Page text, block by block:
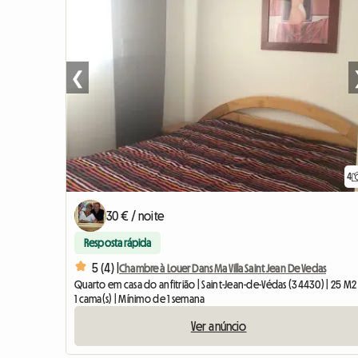
4
❮
30 € / noite
Resposta rápida
5 (4) |Chambre à Louer Dans Ma Villa Saint Jean De Vedas
Quarto em casa do anfitrião | Saint-Jean-de-Védas (34430) | 25 M2
1 cama(s) | Mínimo de 1 semana
Ver anúncio